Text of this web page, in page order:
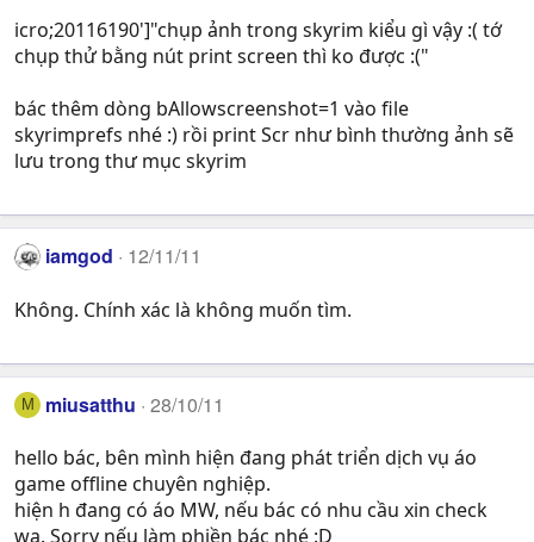
icro;20116190']"chụp ảnh trong skyrim kiểu gì vậy :( tớ
chụp thử bằng nút print screen thì ko được :("
bác thêm dòng bAllowscreenshot=1 vào file
skyrimprefs nhé :) rồi print Scr như bình thường ảnh sẽ
lưu trong thư mục skyrim
iamgod 12/11/11
Không. Chính xác là không muốn tìm.
M miusatthu 28/10/11
hello bác, bên mình hiện đang phát triển dịch vụ áo
game offline chuyên nghiệp.
hiện h đang có áo MW, nếu bác có nhu cầu xin check
wa. Sorry nếu làm phiền bác nhé :D